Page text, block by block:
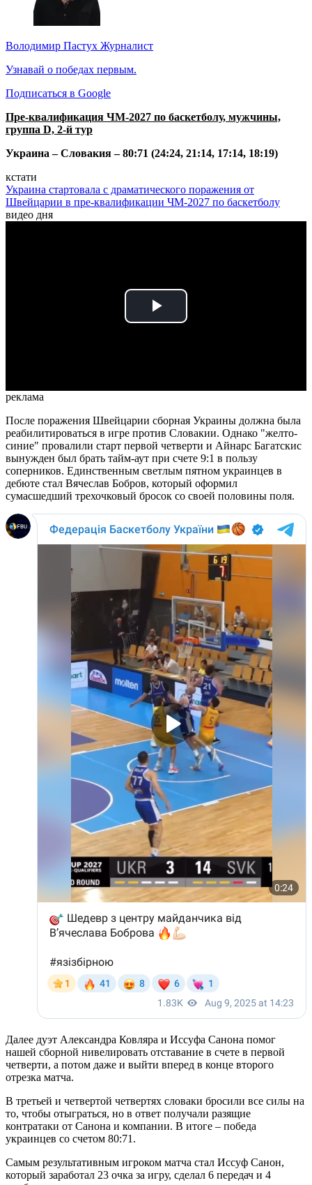
Володимир Пастух Журналист
Узнавай о победах первым.
Подписаться в Google
Пре-квалификация ЧМ-2027 по баскетболу, мужчины,
группа D, 2-й тур
Украина – Словакия – 80:71 (24:24, 21:14, 17:14, 18:19)
кстати
Украина стартовала с драматического поражения от
Швейцарии в пре-квалификации ЧМ-2027 по баскетболу
видео дня
Play
реклама
После поражения Швейцарии сборная Украины должна была
реабилитироваться в игре против Словакии. Однако "желто-
синие" провалили старт первой четверти и Айнарс Багатскис
вынужден был брать тайм-аут при счете 9:1 в пользу
соперников. Единственным светлым пятном украинцев в
дебюте стал Вячеслав Бобров, который оформил
сумасшедший трехочковый бросок со своей половины поля.
Далее дуэт Александра Ковляра и Иссуфа Санона помог
нашей сборной нивелировать отставание в счете в первой
четверти, а потом даже и выйти вперед в конце второго
отрезка матча.
В третьей и четвертой четвертях словаки бросили все силы на
то, чтобы отыграться, но в ответ получали разящие
контратаки от Санона и компании. В итоге – победа
украинцев со счетом 80:71.
Самым результативным игроком матча стал Иссуф Санон,
который заработал 23 очка за игру, сделал 6 передач и 4